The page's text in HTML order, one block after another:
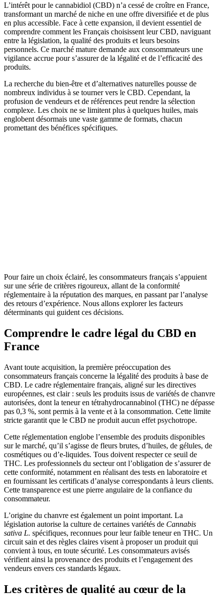
L’intérêt pour le cannabidiol (CBD) n’a cessé de croître en France,
transformant un marché de niche en une offre diversifiée et de plus
en plus accessible. Face à cette expansion, il devient essentiel de
comprendre comment les Français choisissent leur CBD, naviguant
entre la législation, la qualité des produits et leurs besoins
personnels. Ce marché mature demande aux consommateurs une
vigilance accrue pour s’assurer de la légalité et de l’efficacité des
produits.
La recherche du bien-être et d’alternatives naturelles pousse de
nombreux individus à se tourner vers le CBD. Cependant, la
profusion de vendeurs et de références peut rendre la sélection
complexe. Les choix ne se limitent plus à quelques huiles, mais
englobent désormais une vaste gamme de formats, chacun
promettant des bénéfices spécifiques.
Pour faire un choix éclairé, les consommateurs français s’appuient
sur une série de critères rigoureux, allant de la conformité
réglementaire à la réputation des marques, en passant par l’analyse
des retours d’expérience. Nous allons explorer les facteurs
déterminants qui guident ces décisions.
Comprendre le cadre légal du CBD en
France
Avant toute acquisition, la première préoccupation des
consommateurs français concerne la légalité des produits à base de
CBD. Le cadre réglementaire français, aligné sur les directives
européennes, est clair : seuls les produits issus de variétés de chanvre
autorisées, dont la teneur en tétrahydrocannabinol (THC) ne dépasse
pas 0,3 %, sont permis à la vente et à la consommation. Cette limite
stricte garantit que le CBD ne produit aucun effet psychotrope.
Cette réglementation englobe l’ensemble des produits disponibles
sur le marché, qu’il s’agisse de fleurs brutes, d’huiles, de gélules, de
cosmétiques ou d’e-liquides. Tous doivent respecter ce seuil de
THC. Les professionnels du secteur ont l’obligation de s’assurer de
cette conformité, notamment en réalisant des tests en laboratoire et
en fournissant les certificats d’analyse correspondants à leurs clients.
Cette transparence est une pierre angulaire de la confiance du
consommateur.
L’origine du chanvre est également un point important. La
législation autorise la culture de certaines variétés de Cannabis
sativa L. spécifiques, reconnues pour leur faible teneur en THC. Un
circuit sain et des règles claires visent à proposer un produit qui
convient à tous, en toute sécurité. Les consommateurs avisés
vérifient ainsi la provenance des produits et l’engagement des
vendeurs envers ces standards légaux.
Les critères de qualité au cœur de la